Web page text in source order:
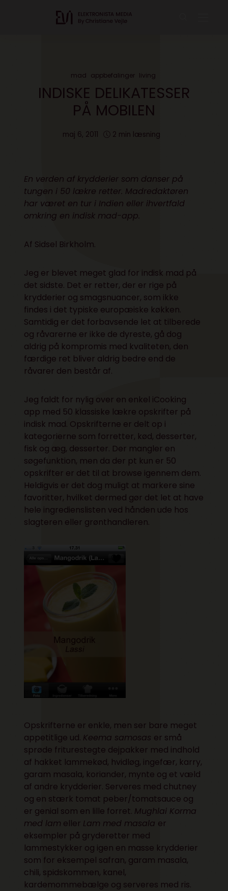
mad appbefalinger living
INDISKE DELIKATESSER
PÅ MOBILEN
maj 6, 2011 2 min læsning
En verden af krydderier som danser på
tungen i 50 lækre retter. Madredaktøren
har været en tur i Indien eller ihvertfald
omkring en indisk mad-app.
Af Sidsel Birkholm.
Jeg er blevet meget glad for indisk mad på
det sidste. Det er retter, der er rige på
krydderier og smagsnuancer, som ikke
findes i det typiske europæiske køkken.
Samtidig er det forbavsende let at tilberede
og råvarerne er ikke de dyreste, gå dog
aldrig på kompromis med kvaliteten, den
færdige ret bliver aldrig bedre end de
råvarer den består af.
Jeg faldt for nylig over en enkel iCooking
app med 50 klassiske lækre opskrifter på
indisk mad. Opskrifterne er delt op i
kategorierne som forretter, kød, desserter,
fisk og æg, desserter. Der mangler en
søgefunktion, men da der pt kun er 50
opskrifter er det til at browse igennem dem.
Heldigvis er det dog muligt at markere sine
favoritter, hvilket dermed gør det let at have
hele ingredienslisten ved hånden ude hos
slagteren eller grønthandleren.
Opskrifterne er enkle, men ser bare meget
appetitlige ud. Keema samosas er små
sprøde friturestegte dejpakker med indhold
af hakket lammekød, hvidløg, ingefær, karry,
garam masala, koriander, mynte og et væld
af andre krydderier. Serveres med chutney
og en stærk tomat peber/tomatsauce og
er genial som en lille forret. Mughlai Korma
med lam eller Lam med masala er
eksempler på gryderetter med
lammestykker og igen en masse krydderier
som for eksempel safran, garam masala,
chili, spidskommen, kanel,
kardemommebælge og serveres med ris.